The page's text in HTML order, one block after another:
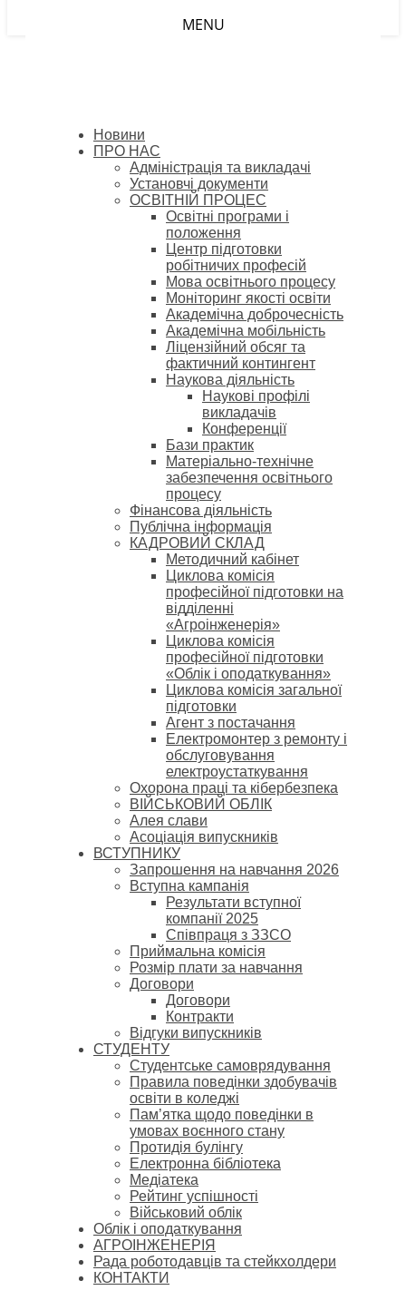
MENU
Новини
ПРО НАС
Адміністрація та викладачі
Установчі документи
ОСВІТНІЙ ПРОЦЕС
Освітні програми і
положення
Центр підготовки
робітничих професій
Мова освітнього процесу
Моніторинг якості освіти
Академічна доброчесність
Академічна мобільність
Ліцензійний обсяг та
фактичний контингент
Наукова діяльність
Наукові профілі
викладачів
Конференції
Бази практик
Матеріально-технічне
забезпечення освітнього
процесу
Фінансова діяльність
Публічна інформація
КАДРОВИЙ СКЛАД
Методичний кабінет
Циклова комісія
професійної підготовки на
відділенні
«Агроінженерія»
Циклова комісія
професійної підготовки
«Облік і оподаткування»
Циклова комісія загальної
підготовки
Агент з постачання
Електромонтер з ремонту і
обслуговування
електроустаткування
Охорона праці та кібербезпека
ВІЙСЬКОВИЙ ОБЛІК
Алея слави
Асоціація випускників
ВСТУПНИКУ
Запрошення на навчання 2026
Вступна кампанія
Результати вступної
компанії 2025
Співпраця з ЗЗСО
Приймальна комісія
Розмір плати за навчання
Договори
Договори
Контракти
Відгуки випускників
СТУДЕНТУ
Cтудентське самоврядування
Правила поведінки здобувачів
освіти в коледжі
Пам’ятка щодо поведінки в
умовах воєнного стану
Протидія булінгу
Електронна бібліотека
Медіатека
Рейтинг успішності
Військовий облік
Облік і оподаткування
АГРОІНЖЕНЕРІЯ
Рада роботодавців та стейкхолдери
КОНТАКТИ